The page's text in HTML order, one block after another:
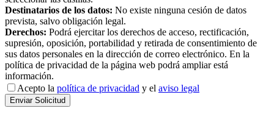
Destinatarios de los datos: No existe ninguna cesión de datos
prevista, salvo obligación legal.
Derechos: Podrá ejercitar los derechos de acceso, rectificación,
supresión, oposición, portabilidad y retirada de consentimiento de
sus datos personales en la dirección de correo electrónico. En la
política de privacidad de la página web podrá ampliar está
información.
Acepto la política de privacidad y el aviso legal